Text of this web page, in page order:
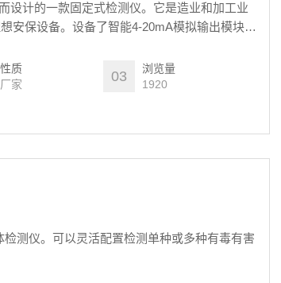
设计的一款固定式检测仪。它是造业和加工业
安保设备。设备了智能4-20mA模拟输出模块的
质
家
03
浏览量
1920
测仪。可以灵活配置检测单种或多种有毒有害